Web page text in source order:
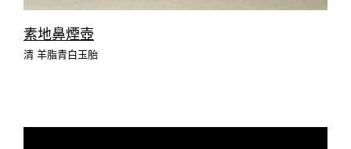
素地鼻煙壺
清 羊脂青白玉胎